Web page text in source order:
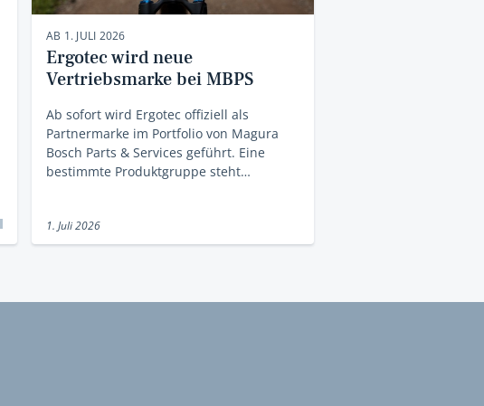
AB 1. JULI 2026
Ergotec wird neue
Vertriebsmarke bei MBPS
Ab sofort wird Ergotec offiziell als
Partnermarke im Portfolio von Magura
Bosch Parts & Services geführt. Eine
bestimmte Produktgruppe steht…
1. Juli 2026